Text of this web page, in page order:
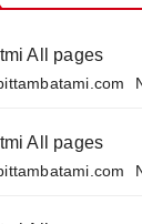
All pages
All pages